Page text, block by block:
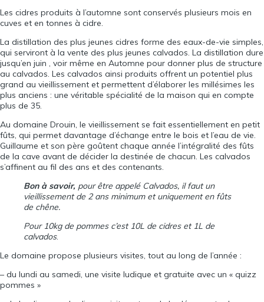
Les cidres produits à l’automne sont conservés plusieurs mois en
cuves et en tonnes à cidre.
La distillation des plus jeunes cidres forme des eaux-de-vie simples,
qui serviront à la vente des plus jeunes calvados. La distillation dure
jusqu’en juin , voir même en Automne pour donner plus de structure
au calvados. Les calvados ainsi produits offrent un potentiel plus
grand au vieillissement et permettent d’élaborer les millésimes les
plus anciens : une véritable spécialité de la maison qui en compte
plus de 35.
Au domaine Drouin, le vieillissement se fait essentiellement en petit
fûts, qui permet davantage d’échange entre le bois et l’eau de vie.
Guillaume et son père goûtent chaque année l’intégralité des fûts
de la cave avant de décider la destinée de chacun. Les calvados
s’affinent au fil des ans et des contenants.
Bon à savoir, pour être appelé Calvados, il faut un
vieillissement de 2 ans minimum et uniquement en fûts
de chêne.
Pour 10kg de pommes c’est 10L de cidres et 1L de
calvados.
Le domaine propose plusieurs visites, tout au long de l’année :
– du lundi au samedi, une visite ludique et gratuite avec un « quizz
pommes »